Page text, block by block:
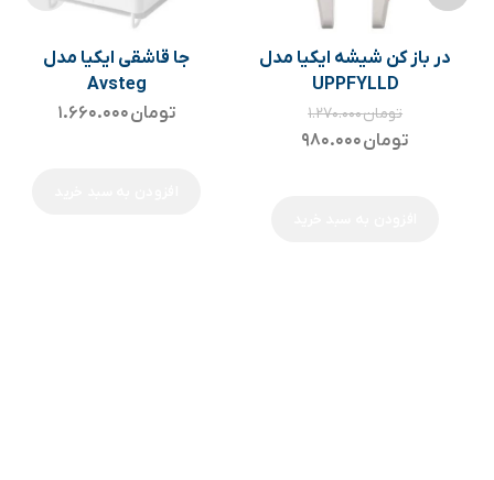
جا قاشقی ایکیا مدل
Avsteg
تومان
در باز کن شیشه ایکیا مدل
UPPFYLLD
تومان۱.۲۷۰.۰۰۰
تومان